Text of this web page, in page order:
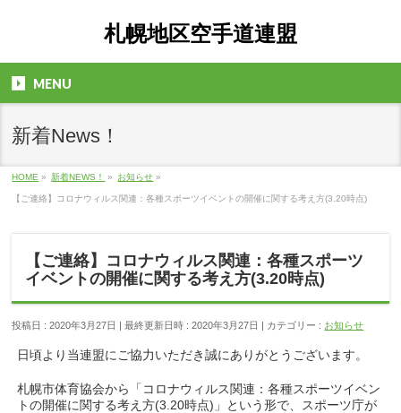
札幌地区空手道連盟
MENU
新着News！
HOME » 新着NEWS！ » お知らせ »
【ご連絡】コロナウィルス関連：各種スポーツイベントの開催に関する考え方(3.20時点)
【ご連絡】コロナウィルス関連：各種スポーツ
イベントの開催に関する考え方(3.20時点)
投稿日 : 2020年3月27日 最終更新日時 : 2020年3月27日 カテゴリー : お知らせ
日頃より当連盟にご協力いただき誠にありがとうございます。
札幌市体育協会から「コロナウィルス関連：各種スポーツイベン
トの開催に関する考え方(3.20時点)」という形で、スポーツ庁が